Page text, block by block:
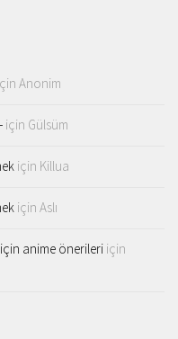
Anonim
için Gülsüm
için Killua
için Aslı
anime önerileri için